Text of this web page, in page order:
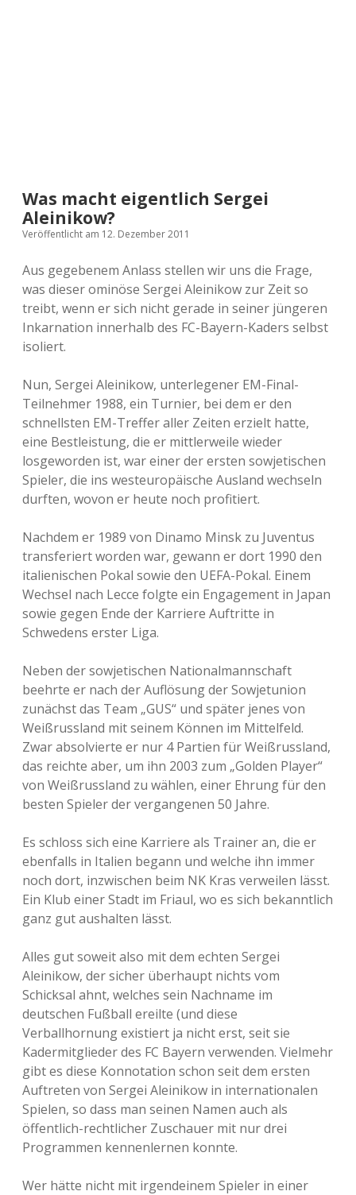
Was macht eigentlich Sergei
Aleinikow?
Veröffentlicht am 12. Dezember 2011
Aus gegebenem Anlass stellen wir uns die Frage,
was dieser ominöse Sergei Aleinikow zur Zeit so
treibt, wenn er sich nicht gerade in seiner jüngeren
Inkarnation innerhalb des FC-Bayern-Kaders selbst
isoliert.
Nun, Sergei Aleinikow, unterlegener EM-Final-
Teilnehmer 1988, ein Turnier, bei dem er den
schnellsten EM-Treffer aller Zeiten erzielt hatte,
eine Bestleistung, die er mittlerweile wieder
losgeworden ist, war einer der ersten sowjetischen
Spieler, die ins westeuropäische Ausland wechseln
durften, wovon er heute noch profitiert.
Nachdem er 1989 von Dinamo Minsk zu Juventus
transferiert worden war, gewann er dort 1990 den
italienischen Pokal sowie den UEFA-Pokal. Einem
Wechsel nach Lecce folgte ein Engagement in Japan
sowie gegen Ende der Karriere Auftritte in
Schwedens erster Liga.
Neben der sowjetischen Nationalmannschaft
beehrte er nach der Auflösung der Sowjetunion
zunächst das Team „GUS“ und später jenes von
Weißrussland mit seinem Können im Mittelfeld.
Zwar absolvierte er nur 4 Partien für Weißrussland,
das reichte aber, um ihn 2003 zum „Golden Player“
von Weißrussland zu wählen, einer Ehrung für den
besten Spieler der vergangenen 50 Jahre.
Es schloss sich eine Karriere als Trainer an, die er
ebenfalls in Italien begann und welche ihn immer
noch dort, inzwischen beim NK Kras verweilen lässt.
Ein Klub einer Stadt im Friaul, wo es sich bekanntlich
ganz gut aushalten lässt.
Alles gut soweit also mit dem echten Sergei
Aleinikow, der sicher überhaupt nichts vom
Schicksal ahnt, welches sein Nachname im
deutschen Fußball ereilte (und diese
Verballhornung existiert ja nicht erst, seit sie
Kadermitglieder des FC Bayern verwenden. Vielmehr
gibt es diese Konnotation schon seit dem ersten
Auftreten von Sergei Aleinikow in internationalen
Spielen, so dass man seinen Namen auch als
öffentlich-rechtlicher Zuschauer mit nur drei
Programmen kennenlernen konnte.
Wer hätte nicht mit irgendeinem Spieler in einer